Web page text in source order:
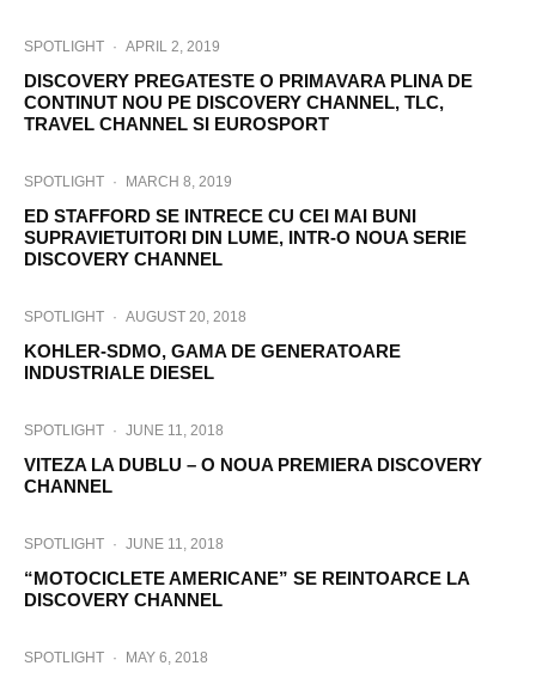
SPOTLIGHT · APRIL 2, 2019
DISCOVERY PREGATESTE O PRIMAVARA PLINA DE
CONTINUT NOU PE DISCOVERY CHANNEL, TLC,
TRAVEL CHANNEL SI EUROSPORT
SPOTLIGHT · MARCH 8, 2019
ED STAFFORD SE INTRECE CU CEI MAI BUNI
SUPRAVIETUITORI DIN LUME, INTR-O NOUA SERIE
DISCOVERY CHANNEL
SPOTLIGHT · AUGUST 20, 2018
KOHLER-SDMO, GAMA DE GENERATOARE
INDUSTRIALE DIESEL
SPOTLIGHT · JUNE 11, 2018
VITEZA LA DUBLU – O NOUA PREMIERA DISCOVERY
CHANNEL
SPOTLIGHT · JUNE 11, 2018
“MOTOCICLETE AMERICANE” SE REINTOARCE LA
DISCOVERY CHANNEL
SPOTLIGHT · MAY 6, 2018